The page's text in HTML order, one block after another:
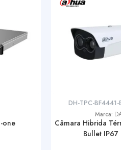
one
DH-TPC-
Marca:
Câmara Hibrida
Bullet IP67